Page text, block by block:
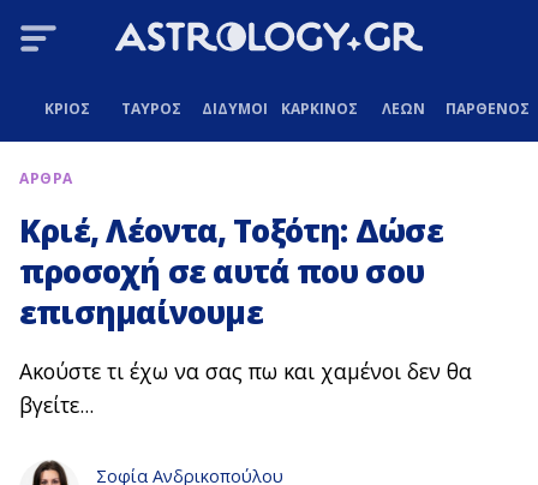
ΚΡΙΟΣ ΤΑΥΡΟΣ ΔΙΔΥΜΟΙ ΚΑΡΚΙΝΟΣ ΛΕΩΝ ΠΑΡΘΕΝΟΣ
ΑΡΘΡΑ
Κριέ, Λέοντα, Τοξότη: Δώσε
προσοχή σε αυτά που σου
επισημαίνουμε
Ακούστε τι έχω να σας πω και χαμένοι δεν θα
βγείτε...
Σοφία Ανδρικοπούλου